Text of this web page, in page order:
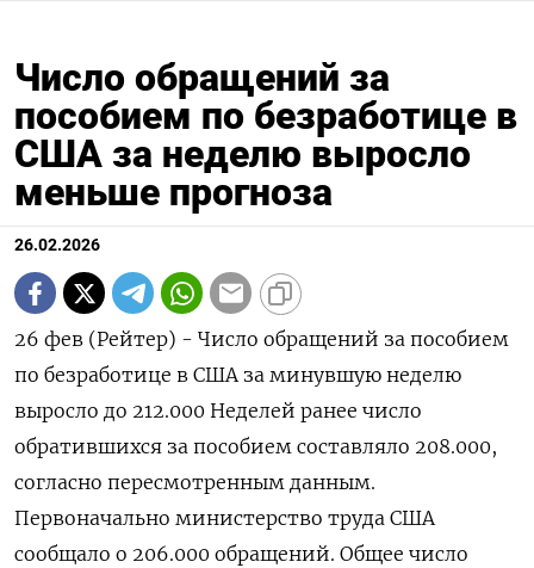
Число обращений за
пособием по безработице в
США за неделю выросло
меньше прогноза
26.02.2026
26 фев (Рейтер) - Число обращений за пособием
по безработице ‌в США за минувшую неделю ​
выросло ​до 212.000 Неделей ​ранее число
⁠обратившихся ‌за пособием ‌составляло 208.000,
согласно пересмотренным данным. ​
Первоначально министерство ‌труда США
сообщало ​о 206.000 обращений. Общее ‌число